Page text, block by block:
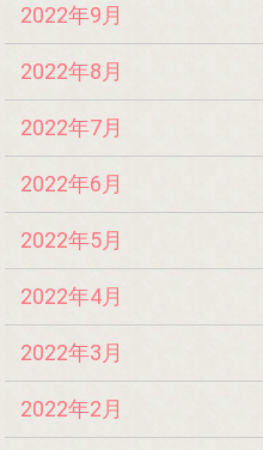
2022年9月
2022年8月
2022年7月
2022年6月
2022年5月
2022年4月
2022年3月
2022年2月